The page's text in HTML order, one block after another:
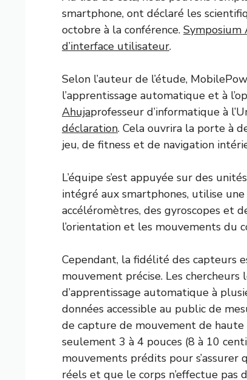
smartphone, ont déclaré les
octobre à la conférence. Symposium
d’interface utilisateur.
Selon l’auteur de l’étude,
l’apprentissage automatique et à
Ahujaprofesseur d’informatique à
déclaration. Cela ouvrira la porte à
jeu, de fitness et de navigation
L’équipe s’est appuyée sur des
intégré aux smartphones, utilise
accéléromètres, des gyroscopes et
l’orientation et les mouvements du
Cependant, la fidélité des capteurs
mouvement précise. Les
d’apprentissage automatique à
données accessible au public de
de capture de mouvement de
seulement 3 à 4 pouces (8 à 10
mouvements prédits pour s’assurer
réels et que le corps n’effectue pas